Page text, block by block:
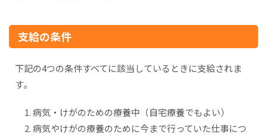
支給の条件
下記の4つの条件すべてに該当しているときに支給されま
す。
病気・けがのための療養中（自宅療養でもよい）
病気やけがの療養のために今まで行っていた仕事につ